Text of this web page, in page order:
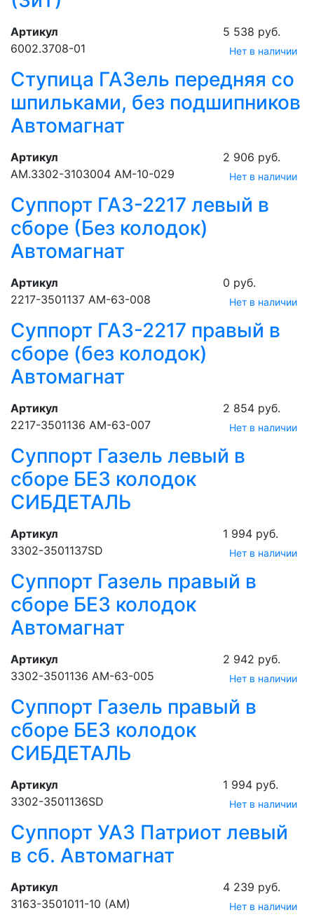
Артикул
6002.3708-01
5 538 руб.
Нет в наличии
Ступица ГАЗель передняя со
шпильками, без подшипников
Автомагнат
Артикул
АМ.3302-3103004 АМ-10-029
2 906 руб.
Нет в наличии
Суппорт ГАЗ-2217 левый в
сборе (Без колодок)
Автомагнат
Артикул
2217-3501137 АМ-63-008
0 руб.
Нет в наличии
Суппорт ГАЗ-2217 правый в
сборе (без колодок)
Автомагнат
Артикул
2217-3501136 АМ-63-007
2 854 руб.
Нет в наличии
Суппорт Газель левый в
сборе БЕЗ колодок
СИБДЕТАЛЬ
Артикул
3302-3501137SD
1 994 руб.
Нет в наличии
Суппорт Газель правый в
сборе БЕЗ колодок
Автомагнат
Артикул
3302-3501136 АМ-63-005
2 942 руб.
Нет в наличии
Суппорт Газель правый в
сборе БЕЗ колодок
СИБДЕТАЛЬ
Артикул
3302-3501136SD
1 994 руб.
Нет в наличии
Суппорт УАЗ Патриот левый
в сб. Автомагнат
Артикул
3163-3501011-10 (АМ)
4 239 руб.
Нет в наличии